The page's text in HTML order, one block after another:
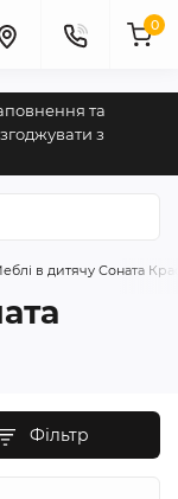
та
з
0
в дитячу Соната
Фільтр